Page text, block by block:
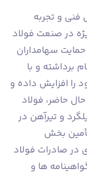
فنی و تجربه
در صنعت فولاد
سهامداران
برداشته و با
را افزایش داده و
حاضر، فولاد
و تیرآهن در
بخش
در صادرات فولاد
ها و